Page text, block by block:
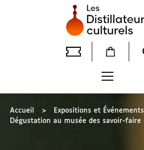
Accueil > Expositions et Événements
Dégustation au musée des savoir-faire